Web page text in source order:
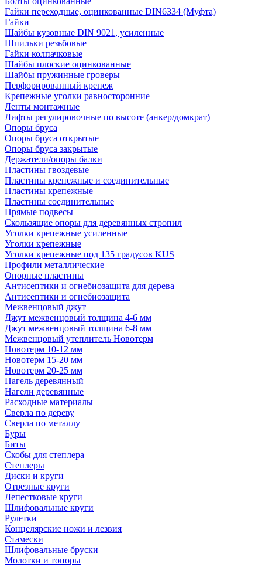
Гайки переходные, оцинкованные DIN6334 (Муфта)
Гайки
Шайбы кузовные DIN 9021, усиленные
Шпильки резьбовые
Гайки колпачковые
Шайбы плоские оцинкованные
Шайбы пружинные гроверы
Перфорированный крепеж
Крепежные уголки равносторонние
Ленты монтажные
Лифты регулировочные по высоте (анкер/домкрат)
Опоры бруса
Опоры бруса открытые
Опоры бруса закрытые
Держатели/опоры балки
Пластины гвоздевые
Пластины крепежные и соединительные
Пластины крепежные
Пластины соединительные
Прямые подвесы
Скользящие опоры для деревянных стропил
Уголки крепежные усиленные
Уголки крепежные
Уголки крепежные под 135 градусов KUS
Профили металлические
Опорные пластины
Антисептики и огнебиозащита для дерева
Антисептики и огнебиозащита
Межвенцовый джут
Джут межвенцовый толщина 4-6 мм
Джут межвенцовый толщина 6-8 мм
Межвенцовый утеплитель Новотерм
Новотерм 10-12 мм
Новотерм 15-20 мм
Новотерм 20-25 мм
Нагель деревянный
Нагели деревянные
Расходные материалы
Сверла по дереву
Сверла по металлу
Буры
Биты
Скобы для степлера
Степлеры
Диски и круги
Отрезные круги
Лепестковые круги
Шлифовальные круги
Рулетки
Концелярские ножи и лезвия
Стамески
Шлифовальные бруски
Молотки и топоры